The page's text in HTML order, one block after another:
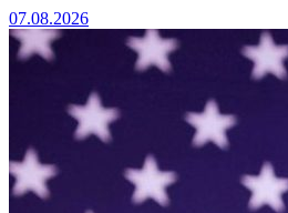
07.08.2026